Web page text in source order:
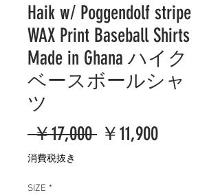
Haik w/ Poggendolf stripe
WAX Print Baseball Shirts
Made in Ghana ハイク
ベースボールシャ
ツ
￥17,000 通￥11,900セ
消費税抜き
SIZE *